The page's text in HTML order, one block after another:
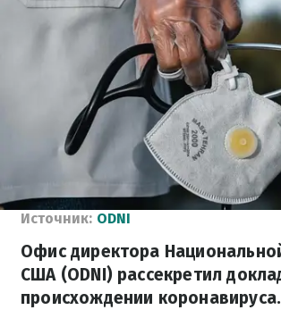
Источник: ODNI
Офис директора
США (ODNI) рассекретил
происхождении